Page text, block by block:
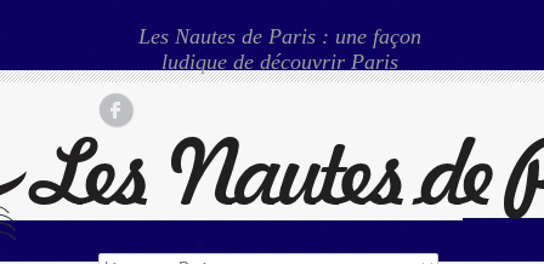
Les Nautes de Paris : une façon
ludique de découvrir Paris